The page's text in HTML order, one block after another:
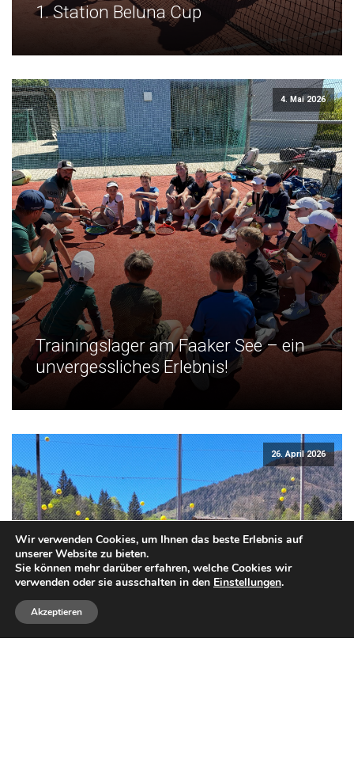
1. Station Beluna Cup
4. Mai 2026
Trainingslager am Faaker See – ein
unvergessliches Erlebnis!
26. April 2026
Wir verwenden Cookies, um Ihnen das beste Erlebnis auf
unserer Website zu bieten.
Sie können mehr darüber erfahren, welche Cookies wir
verwenden oder sie ausschalten in den Einstellungen.
Akzeptieren